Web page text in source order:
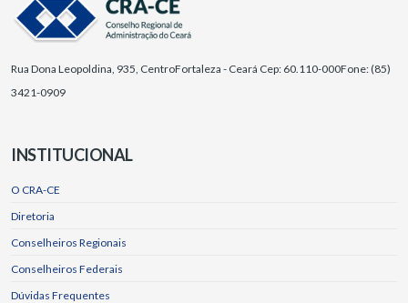
Rua Dona Leopoldina, 935, CentroFortaleza - Ceará Cep: 60.110-000Fone: (85)
3421-0909
INSTITUCIONAL
O CRA-CE
Diretoria
Conselheiros Regionais
Conselheiros Federais
Dúvidas Frequentes